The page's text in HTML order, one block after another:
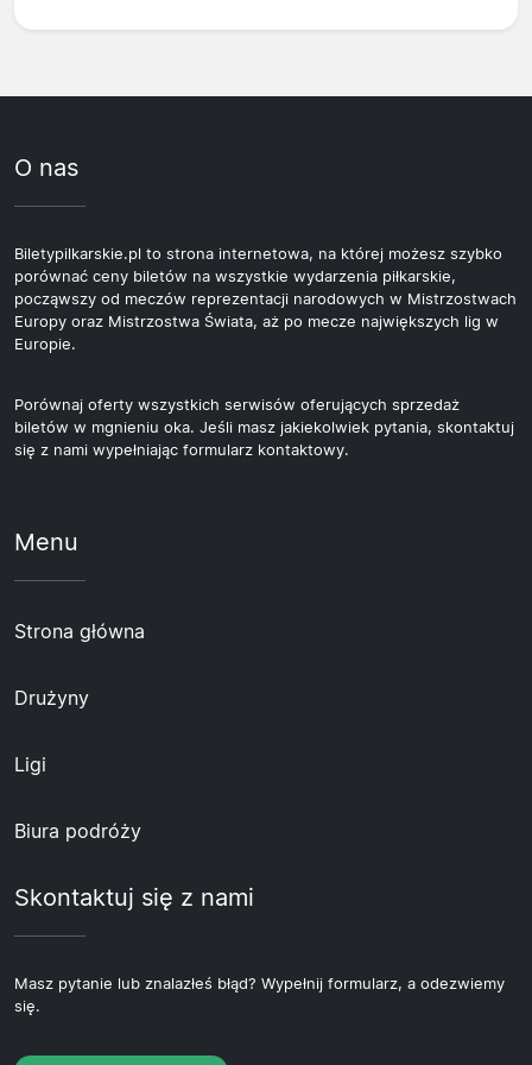
O nas
Biletypilkarskie.pl to strona internetowa, na której możesz szybko
porównać ceny biletów na wszystkie wydarzenia piłkarskie,
począwszy od meczów reprezentacji narodowych w Mistrzostwach
Europy oraz Mistrzostwa Świata, aż po mecze największych lig w
Europie.
Porównaj oferty wszystkich serwisów oferujących sprzedaż
biletów w mgnieniu oka. Jeśli masz jakiekolwiek pytania, skontaktuj
się z nami wypełniając formularz kontaktowy.
Menu
Strona główna
Drużyny
Ligi
Biura podróży
Skontaktuj się z nami
Masz pytanie lub znalazłeś błąd? Wypełnij formularz, a odezwiemy
się.